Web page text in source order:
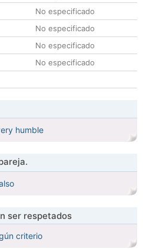
No especificado
No especificado
No especificado
No especificado
humble
ser respetados
criterio